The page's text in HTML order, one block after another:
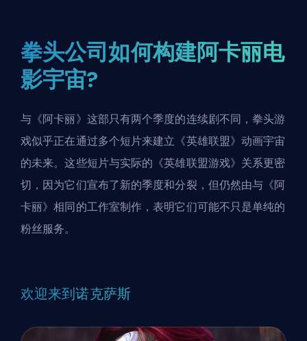
拳头公司如何构建阿卡丽电
影宇宙?
与《阿卡丽》这部只有两个季度的连续剧不同，拳头游
戏似乎正在通过多个短片来建立《英雄联盟》动画宇宙
的未来。这些短片与实际的《英雄联盟游戏》 关系更密
切，因为它们宣布了新的季度和分裂，但仍然由与《阿
卡丽》相同的工作室制作，表明它们可能不只是单纯的
粉丝服务。
欢迎来到诺克萨斯